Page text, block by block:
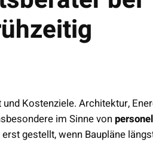
Kostenziele. Architektur,
im Sinne von
gestellt, wenn Baupläne